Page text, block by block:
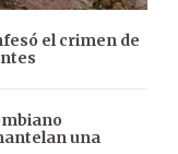
el crimen de
una